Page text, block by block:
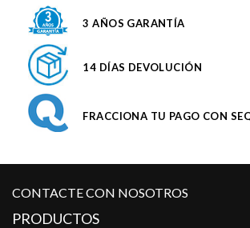
3 AÑOS GARANTÍA
14 DÍAS DEVOLUCIÓN
FRACCIONA TU PAGO CON
CONTACTE CON NOSOTROS
PRODUCTOS